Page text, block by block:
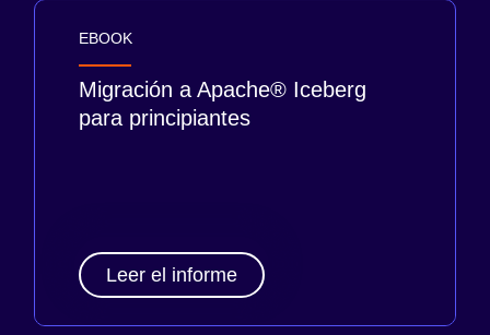
EBOOK
Migración a Apache® Iceberg
para principiantes
Leer el informe